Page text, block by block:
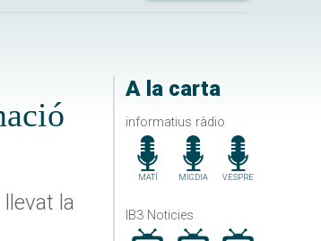
A la carta
informatius ràdio
MATÍ MIGDIA VESPRE
IB3 Noticies
la